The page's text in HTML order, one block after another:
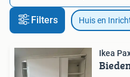
Filters Huis en
Ikea